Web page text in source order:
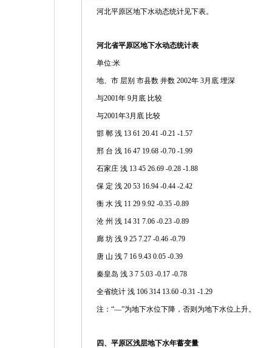
河北平原区地下水动态统计见下表。
河北省平原区地下水动态统计表
单位:米
地、市 层别 市县数 井数 2002年 3月底 埋深
与2001年 9月底 比较
与2001年3月底 比较
邯 郸 浅 13 61 20.41 -0.21 -1.57
邢 台 浅 16 47 19.68 -0.70 -1.99
石家庄 浅 13 45 26.69 -0.28 -1.88
保 定 浅 20 53 16.94 -0.44 -2.42
衡 水 浅 11 29 9.92 -0.35 -0.89
沧 州 浅 14 31 7.06 -0.23 -0.89
廊 坊 浅 9 25 7.27 -0.46 -0.79
唐 山 浅 7 16 9.43 0.05 -0.39
秦皇岛 浅 3 7 5.03 -0.17 -0.78
全省统计 浅 106 314 13.60 -0.31 -1.29
注：“—”为地下水位下降，否则为地下水位上升。
四、平原区浅层地下水年蓄变量